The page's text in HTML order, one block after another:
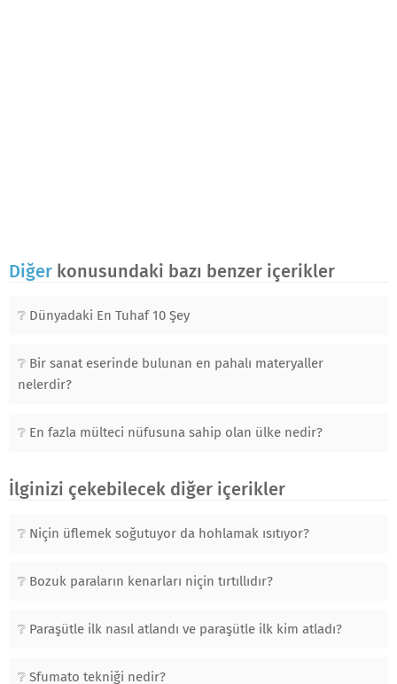
Diğer konusundaki bazı benzer içerikler
Dünyadaki En Tuhaf 10 Şey
Bir sanat eserinde bulunan en pahalı materyaller
nelerdir?
En fazla mülteci nüfusuna sahip olan ülke nedir?
İlginizi çekebilecek diğer içerikler
Niçin üflemek soğutuyor da hohlamak ısıtıyor?
Bozuk paraların kenarları niçin tırtıllıdır?
Paraşütle ilk nasıl atlandı ve paraşütle ilk kim atladı?
Sfumato tekniği nedir?